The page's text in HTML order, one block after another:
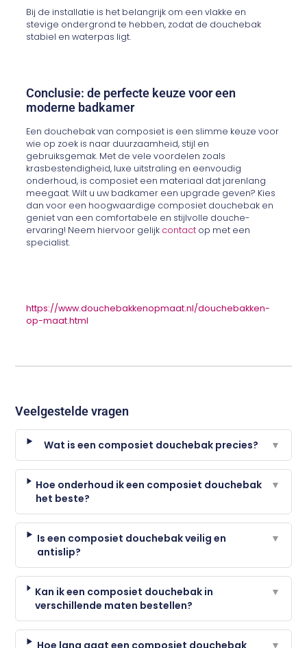
Bij de installatie is het belangrijk om een vlakke en
stevige ondergrond te hebben, zodat de douchebak
stabiel en waterpas ligt.
Conclusie: de perfecte keuze voor een
moderne badkamer
Een douchebak van composiet is een slimme keuze voor
wie op zoek is naar duurzaamheid, stijl en
gebruiksgemak. Met de vele voordelen zoals
krasbestendigheid, luxe uitstraling en eenvoudig
onderhoud, is composiet een materiaal dat jarenlang
meegaat. Wilt u uw badkamer een upgrade geven? Kies
dan voor een hoogwaardige composiet douchebak en
geniet van een comfortabele en stijlvolle douche-
ervaring! Neem hiervoor gelijk contact op met een
specialist.
https://www.douchebakkenopmaat.nl/douchebakken-
op-maat.html
Veelgestelde vragen
Wat is een composiet douchebak precies? ▼
Hoe onderhoud ik een composiet douchebak
het beste?
▼
Is een composiet douchebak veilig en
antislip?
▼
Kan ik een composiet douchebak in
verschillende maten bestellen?
▼
Hoe lang gaat een composiet douchebak
▼